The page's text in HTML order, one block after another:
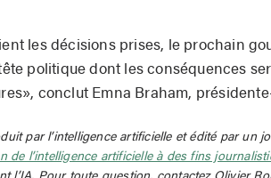
les décisions prises, le prochain
politique dont les conséquences
conclut Emna Braham,
par l’intelligence artificielle et édité par un
de l’intelligence artificielle à des fins
l’IA. Pour toute question, contactez Olivier